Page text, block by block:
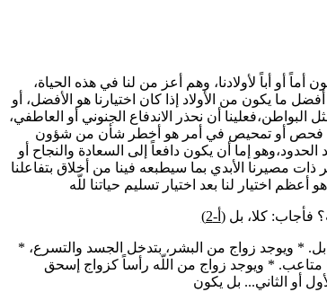
أو أباً لأولادنا، وهم أعز من لنا في هذه الحياة،
ما يكون من الأولاد إذا كان اختيارنا هو الأفضل، أو
البواطن،فعلينا أن نحذر الاندفاع الجنوني أو العاطفي،
فحص أو تمحيص في أمر هو أخطر شأن من شؤون
إما أن يكون دافعاً إلى السعادة والنجاح أو
مصيرنا الأبدي بما سيطبعه فينا من أخلاق بتفاعلنا
(أ-2)
* يوجد زواج من الشيطان، يتمم به مآربه، كزواج أخآب بإيزابل. * ويوجد زواج من البشر، بتدخل الجسد والتسرع،
متاعب. * ويوجد زواج من اللّه رأساً كزواج إسحق
أو الثاني... بل يكون